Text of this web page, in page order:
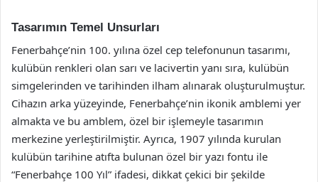
Tasarımın Temel Unsurları
Fenerbahçe’nin 100. yılına özel cep telefonunun tasarımı,
kulübün renkleri olan sarı ve lacivertin yanı sıra, kulübün
simgelerinden ve tarihinden ilham alınarak oluşturulmuştur.
Cihazın arka yüzeyinde, Fenerbahçe’nin ikonik amblemi yer
almakta ve bu amblem, özel bir işlemeyle tasarımın
merkezine yerleştirilmiştir. Ayrıca, 1907 yılında kurulan
kulübün tarihine atıfta bulunan özel bir yazı fontu ile
“Fenerbahçe 100 Yıl” ifadesi, dikkat çekici bir şekilde